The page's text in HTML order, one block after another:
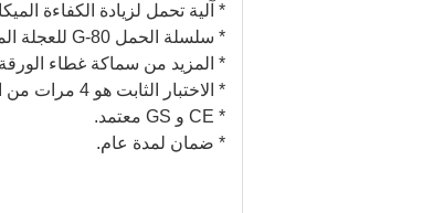
* آلية تحمل لزيادة الكفاءة
* سلسلة الحمل G-80 للعجلة المسننة المصنوعة من سبائك الصلب مع المعالجة الدقيقة قد حصلت على معالجة حرارية جيدة.
* المزيد من سماكة غطاء
* الاختبار الثابت هو 4 مرات من السعة ، واختبار التشغيل 1.5 مرة من السعة واحدة تلو الأخرى.
* CE و GS معتمد.
* ضمان لمدة عام.